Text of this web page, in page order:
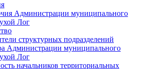
Администрации муниципального
Лог
структурных подразделений
Администрации муниципального
Лог
начальников территориальных